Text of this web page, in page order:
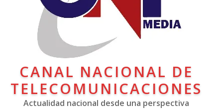
CANAL NACIONAL DE
TELECOMUNICACIONES
Actualidad nacional desde una perspectiva